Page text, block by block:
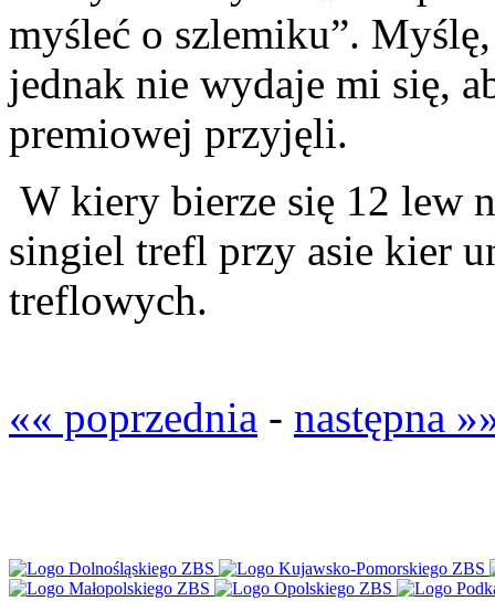
myśleć o szlemiku”.
jednak nie wydaje mi się,
premiowej przyjęli.
W kiery bierze się 12 lew
singiel trefl przy asie kier
treflowych.
«« poprzednia - następna